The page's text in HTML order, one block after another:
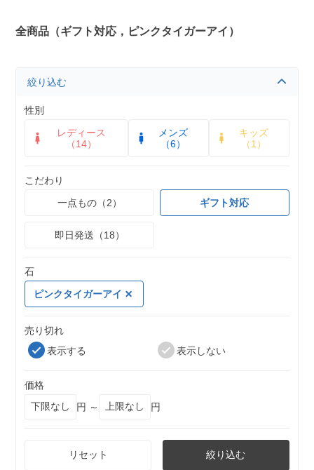
全商品（ギフト対応，ピンクタイガーアイ）
絞り込む
性別
レディース
（14）
メンズ
（6）
キッズ
（1）
こだわり
一点もの（2）
ギフト対応
即日発送（18）
石
ピンクタイガーアイ
売り切れ
表示する
表示しない
価格
円 ～
円
リセット 絞り込む